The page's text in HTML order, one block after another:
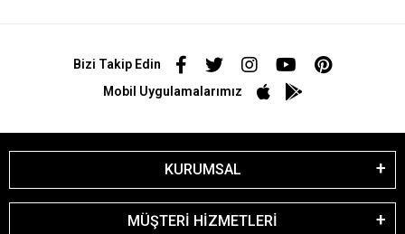
Bizi Takip Edin
Mobil Uygulamalarımız
KURUMSAL
MÜŞTERİ HİZMETLERİ